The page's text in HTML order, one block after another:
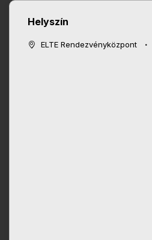
Helyszín
ELTE Rendezvényközpont